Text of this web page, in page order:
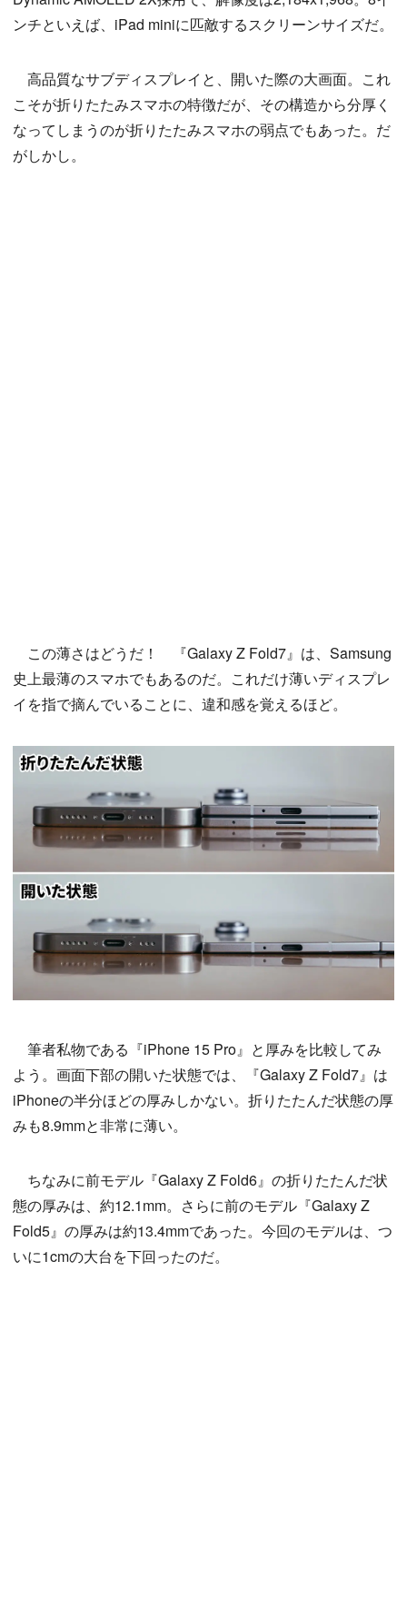
ンチといえば、iPad miniに匹敵するスクリーンサイズだ。
高品質なサブディスプレイと、開いた際の大画面。これ
こそが折りたたみスマホの特徴だが、その構造から分厚く
なってしまうのが折りたたみスマホの弱点でもあった。だ
がしかし。
この薄さはどうだ！ 『Galaxy Z Fold7』は、Samsung
史上最薄のスマホでもあるのだ。これだけ薄いディスプレ
イを指で摘んでいることに、違和感を覚えるほど。
筆者私物である『iPhone 15 Pro』と厚みを比較してみ
よう。画面下部の開いた状態では、『Galaxy Z Fold7』は
iPhoneの半分ほどの厚みしかない。折りたたんだ状態の厚
みも8.9mmと非常に薄い。
ちなみに前モデル『Galaxy Z Fold6』の折りたたんだ状
態の厚みは、約12.1mm。さらに前のモデル『Galaxy Z
Fold5』の厚みは約13.4mmであった。今回のモデルは、つ
いに1cmの大台を下回ったのだ。